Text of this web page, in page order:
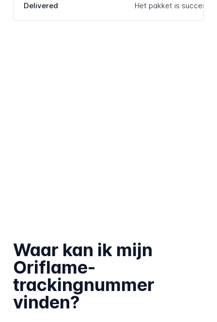
Delivered Het pakket is
Waar kan ik mijn
Oriflame-
trackingnummer
vinden?